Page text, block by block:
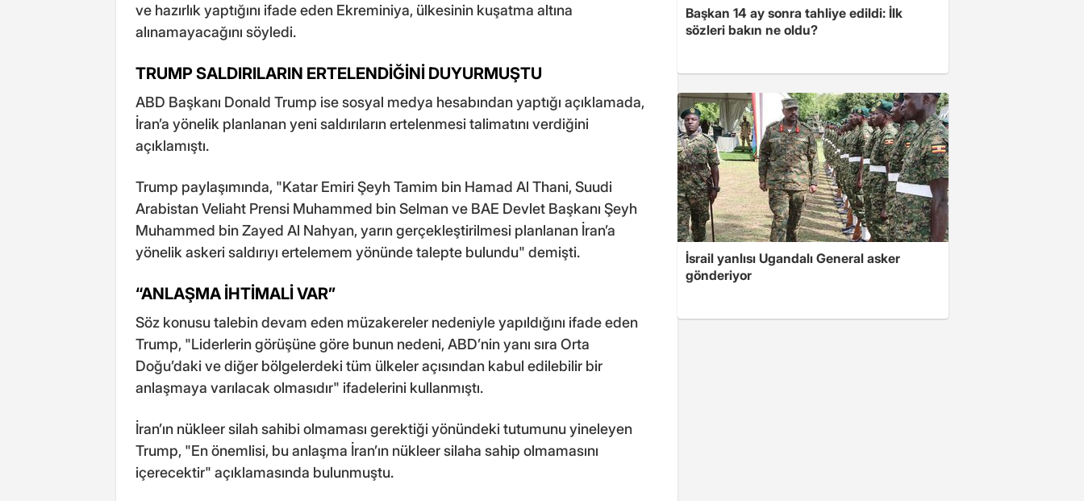
ve hazırlık yaptığını ifade eden Ekreminiya, ülkesinin kuşatma altına
alınamayacağını söyledi.
TRUMP SALDIRILARIN ERTELENDİĞİNİ DUYURMUŞTU
ABD Başkanı Donald Trump ise sosyal medya hesabından yaptığı açıklamada,
İran’a yönelik planlanan yeni saldırıların ertelenmesi talimatını verdiğini
açıklamıştı.
Trump paylaşımında, "Katar Emiri Şeyh Tamim bin Hamad Al Thani, Suudi
Arabistan Veliaht Prensi Muhammed bin Selman ve BAE Devlet Başkanı Şeyh
Muhammed bin Zayed Al Nahyan, yarın gerçekleştirilmesi planlanan İran’a
yönelik askeri saldırıyı ertelemem yönünde talepte bulundu" demişti.
“ANLAŞMA İHTİMALİ VAR”
Söz konusu talebin devam eden müzakereler nedeniyle yapıldığını ifade eden
Trump, "Liderlerin görüşüne göre bunun nedeni, ABD’nin yanı sıra Orta
Doğu’daki ve diğer bölgelerdeki tüm ülkeler açısından kabul edilebilir bir
anlaşmaya varılacak olmasıdır" ifadelerini kullanmıştı.
İran’ın nükleer silah sahibi olmaması gerektiği yönündeki tutumunu yineleyen
Trump, "En önemlisi, bu anlaşma İran’ın nükleer silaha sahip olmamasını
içerecektir" açıklamasında bulunmuştu.
Başkan 14 ay sonra tahliye edildi: İlk
sözleri bakın ne oldu?
İsrail yanlısı Ugandalı General asker
gönderiyor